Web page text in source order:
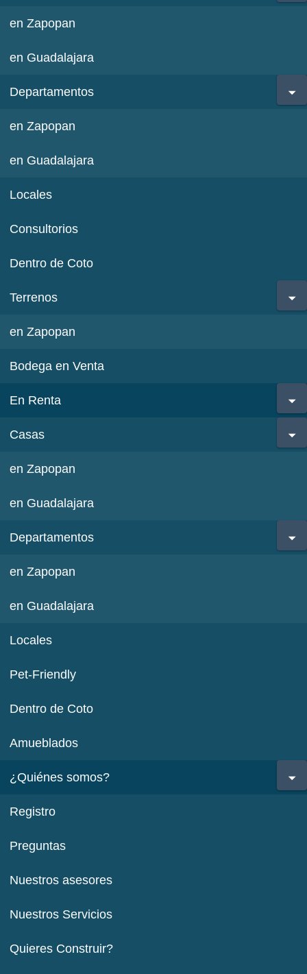
en Zapopan
en Guadalajara
Departamentos
en Zapopan
en Guadalajara
Locales
Consultorios
Dentro de Coto
Terrenos
en Zapopan
Bodega en Venta
En Renta
Casas
en Zapopan
en Guadalajara
Departamentos
en Zapopan
en Guadalajara
Locales
Pet-Friendly
Dentro de Coto
Amueblados
¿Quiénes somos?
Registro
Preguntas
Nuestros asesores
Nuestros Servicios
Quieres Construir?